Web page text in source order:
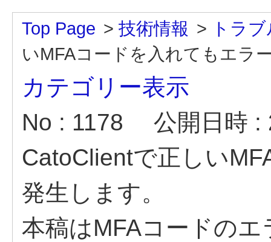
Top Page > 技術情報 > トラ
いMFAコードを入れてもエラ
カテゴリー表示
No : 1178
公開日時 :
CatoClientで正しい
発生します。
本稿はMFAコードの